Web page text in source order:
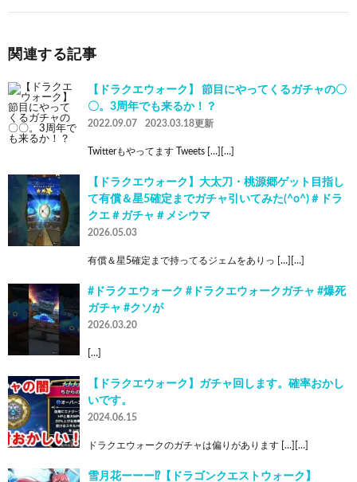
関連する記事
【ドラクエウォーク】 節目にやってくるガチャの〇
〇。3周年でも来るか！？
2022.09.07 2023.03.18更新
Twitterもやってます Tweets […][…]
【ドラクエウォーク】大太刀・桃源郷ゲット目指し
て有償＆星5確定までガチャ引いてみた(^o^)＃ドラ
クエ＃ガチャ＃メシウマ
2026.05.03
有償＆星5確定まで持ってるジェムをありっ […][…]
#ドラクエウォーク #ドラクエウォークガチャ #爆死
ガチャ #クソが
2026.03.20
[…]
【ドラクエウォーク】ガチャ回します。確率おかし
いです。
2024.06.15
ドラクエウォークのガチャは偏りがあります […][…]
雪月花ーーー⁉︎【ドラゴンクエストウォーク】